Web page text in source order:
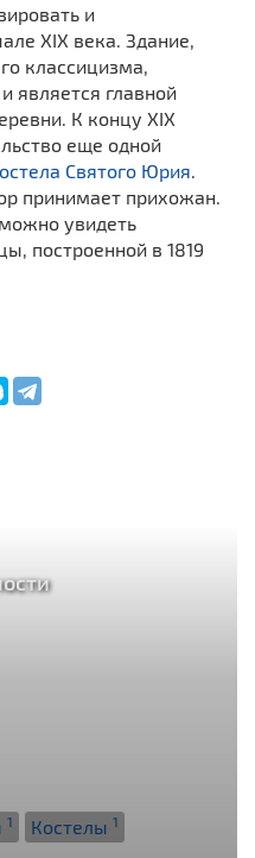
и
XIX века. Здание,
классицизма,
является главной
К концу XIX
еще одной
Святого Юрия
принимает прихожан.
увидеть
построенной в 1819
1 Костелы 1